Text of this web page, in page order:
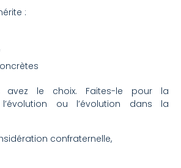
:
avez le choix. Faites-le pour la
ou l’évolution dans la
confraternelle,